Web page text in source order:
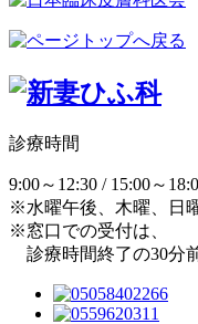
診療時間
9:00～12:30 / 15:00～
※水曜午後、木曜、日
※窓口での受付は、
診療時間終了の30分